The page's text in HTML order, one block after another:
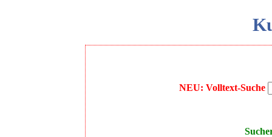
NEU: Volltext-Suche